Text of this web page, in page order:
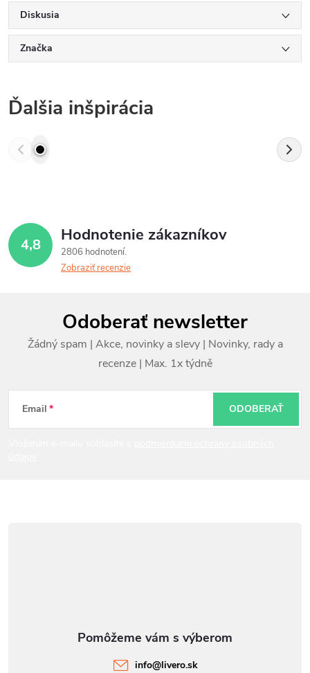
Diskusia
Značka
Ďalšia inšpirácia
4,8 Hodnotenie zákazníkov
2806 hodnotení
Zobraziť recenzie
ä
Odoberať newsletter
Email ODOBERAŤ
info@livero.sk